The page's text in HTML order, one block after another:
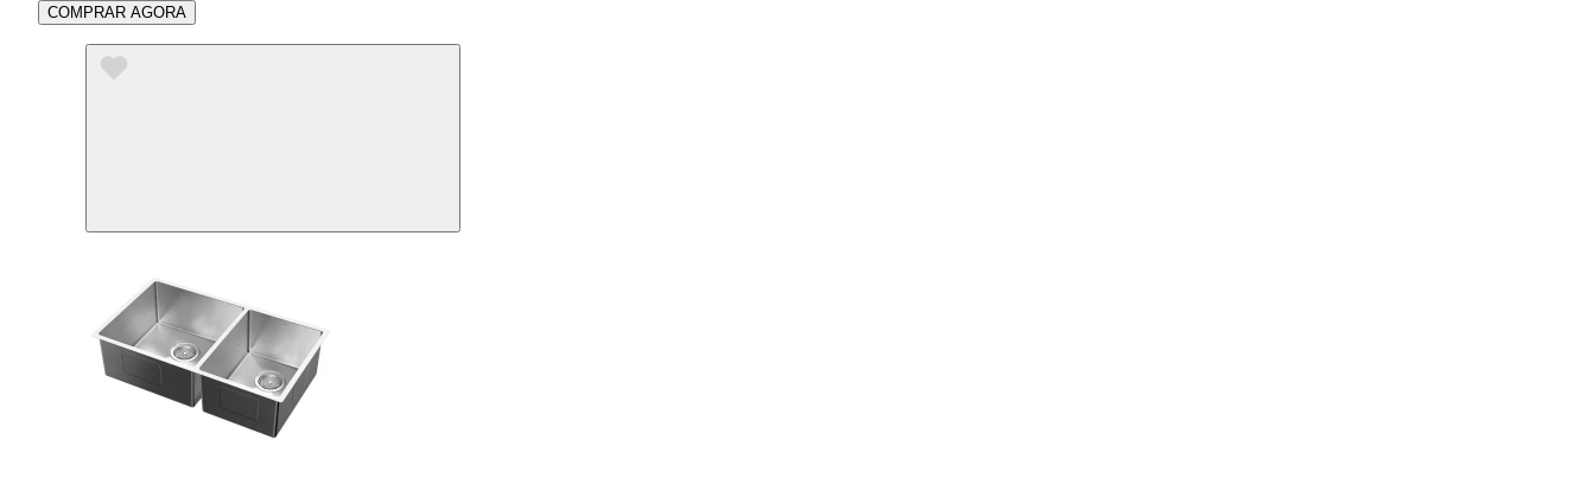
COMPRAR AGORA